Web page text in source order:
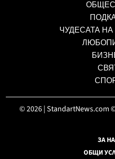
ЧУДЕСАТА
© 2026 | StandartNews.com
ЗА
ОБЩИ